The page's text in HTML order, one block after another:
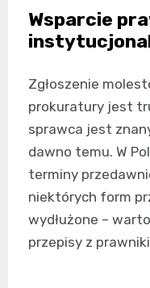
Wsparcie
Zgłoszenie
prokuratury jest
sprawca jest
dawno temu. W
terminy
niektórych form
wydłużone –
przepisy z